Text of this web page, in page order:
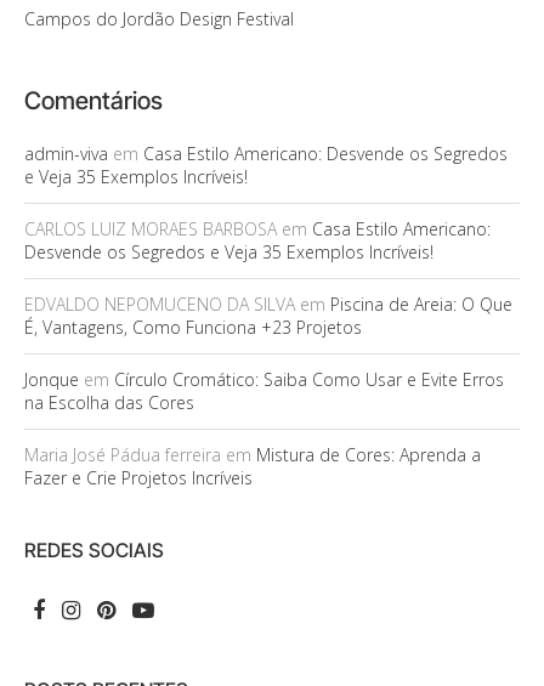
Campos do Jordão Design Festival
Comentários
admin-viva em Casa Estilo Americano: Desvende os Segredos
e Veja 35 Exemplos Incríveis!
CARLOS LUIZ MORAES BARBOSAem Casa Estilo Americano:
Desvende os Segredos e Veja 35 Exemplos Incríveis!
EDVALDO NEPOMUCENO DA SILVAem Piscina de Areia: O Que
É, Vantagens, Como Funciona +23 Projetos
Jonque em Círculo Cromático: Saiba Como Usar e Evite Erros
na Escolha das Cores
Maria José Pádua ferreira em Mistura de Cores: Aprenda a
Fazer e Crie Projetos Incríveis
REDES SOCIAIS